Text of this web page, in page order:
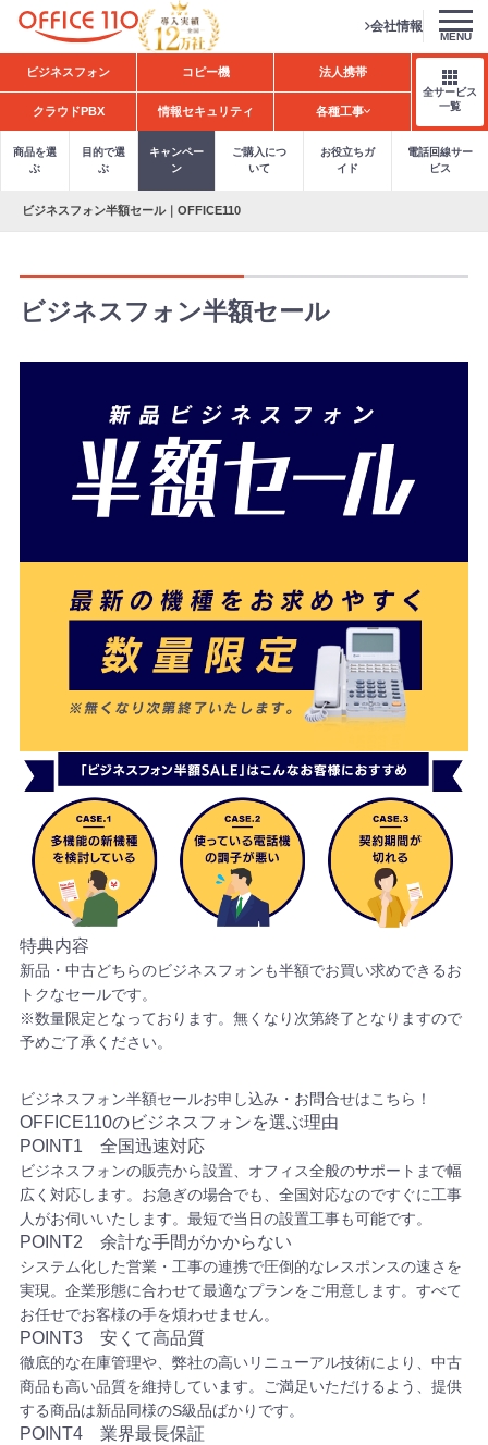
H
o
会社情報
MENU
ビジネスフォン コピー機 法人携帯
クラウドPBX 情報セキュリティ 各種工事
全サービス
一覧
商品を選
ぶ
目的で選
ぶ
キャンペー
ン
ご購入につ
いて
お役立ちガ
イド
電話回線サー
ビス
ビジネスフォン半額セール｜OFFICE110
ビジネスフォン半額セール
特典内容
新品・中古どちらのビジネスフォンも半額でお買い求めできるお
トクなセールです。
※数量限定となっております。無くなり次第終了となりますので
予めご了承ください。
ビジネスフォン半額セールお申し込み・お問合せはこちら！
OFFICE110のビジネスフォンを選ぶ理由
POINT1 全国迅速対応
ビジネスフォンの販売から設置、オフィス全般のサポートまで幅
広く対応します。お急ぎの場合でも、全国対応なのですぐに工事
人がお伺いいたします。最短で当日の設置工事も可能です。
POINT2 余計な手間がかからない
システム化した営業・工事の連携で圧倒的なレスポンスの速さを
実現。企業形態に合わせて最適なプランをご用意します。すべて
お任せでお客様の手を煩わせません。
POINT3 安くて高品質
徹底的な在庫管理や、弊社の高いリニューアル技術により、中古
商品も高い品質を維持しています。ご満足いただけるよう、提供
する商品は新品同様のS級品ばかりです。
POINT4 業界最長保証